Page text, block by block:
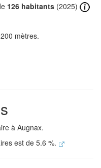
126 habitants (2025)
mètres.
à Augnax.
est de 5.6 %.